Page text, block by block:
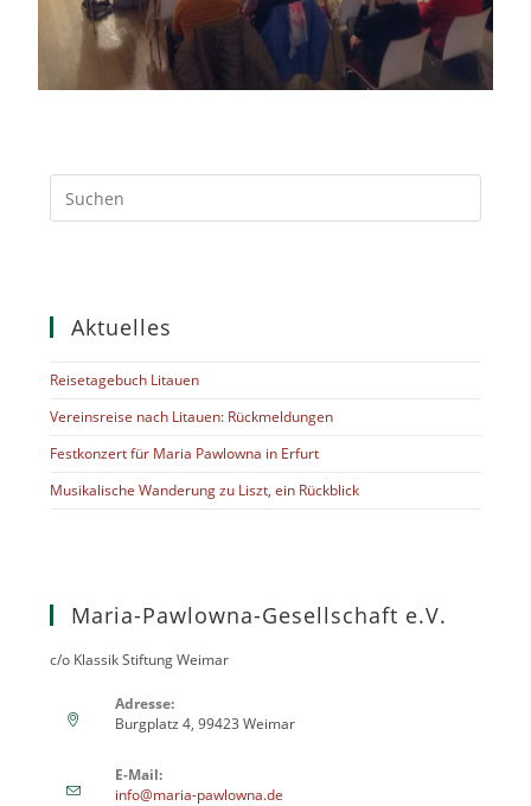
Aktuelles
Reisetagebuch Litauen
Vereinsreise nach Litauen: Rückmeldungen
Festkonzert für Maria Pawlowna in Erfurt
Musikalische Wanderung zu Liszt, ein Rückblick
Maria-Pawlowna-Gesellschaft e.V.
c/o Klassik Stiftung Weimar
Adresse:
Burgplatz 4, 99423 Weimar
E-Mail:
info@maria-pawlowna.de